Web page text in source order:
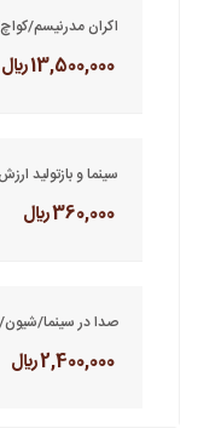
اکران مدرنیسم/
13,500,000 ريال
سینما و بازتولید
360,000 ريال
صدا در سینما/
2,400,000 ريال